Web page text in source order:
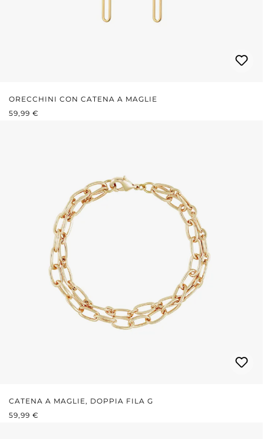
ORECCHINI CON CATENA A MAGLIE
PREZZO NORMALE:
59,99 €
CATENA A MAGLIE, DOPPIA FILA G
PREZZO NORMALE:
59,99 €